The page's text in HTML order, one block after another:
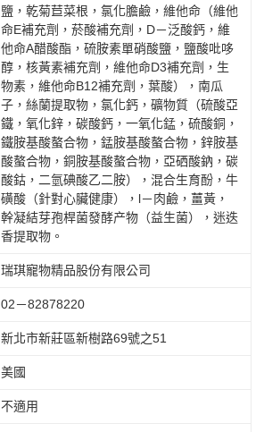
鹽，乾菊苣菜根，氯化膽鹼，維他命（維他
命E補充劑，菸酸補充劑，D－泛酸鈣，維
他命A醋酸酯，硫胺素單硝酸鹽，鹽酸吡哆
醇，核黃素補充劑，維他命D3補充劑，生
物素，維他命B12補充劑，葉酸），南瓜
子，絲蘭提取物，氯化鈣，礦物質（硫酸亞
鐵，氧化鋅，碳酸鈣，一氧化錳，硫酸銅，
鐵胺基酸螯合物，錳胺基酸螯合物，鋅胺基
酸螯合物，銅胺基酸螯合物，亞硒酸鈉，碳
酸鈷，二氫碘酸乙二胺），混合生育酚，牛
磺酸（針對心臟健康），l－肉鹼，薑黃，
幹凝結芽孢桿菌發酵产物（益生菌），迷迭
香提取物。
瑞琪寵物精品股份有限公司
02－82878220
新北市新莊區新樹路69號之51
美國
不適用